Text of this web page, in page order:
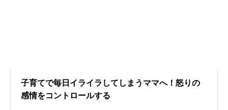
子育てで毎日イライラしてしまうママへ！怒りの
感情をコントロールする